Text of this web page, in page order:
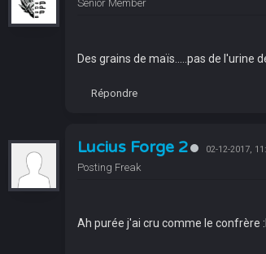
Senior Member
Des grains de maïs.....pas de
Répondre
Lucius Forge 2 02-12-2017,
Posting Freak
Ah purée j'ai cru comme le confrère